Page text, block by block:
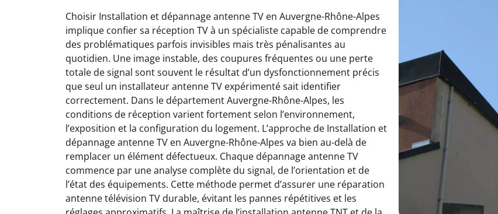
Choisir Installation et dépannage antenne TV en Auvergne-Rhône-Alpes
implique confier sa réception TV à un spécialiste capable de comprendre
des problématiques parfois invisibles mais très pénalisantes au
quotidien. Une image instable, des coupures fréquentes ou une perte
totale de signal sont souvent le résultat d’un dysfonctionnement précis
que seul un installateur antenne TV expérimenté sait identifier
correctement. Dans le département Auvergne-Rhône-Alpes, les
conditions de réception varient fortement selon l’environnement,
l’exposition et la configuration du logement. L’approche de Installation et
dépannage antenne TV en Auvergne-Rhône-Alpes va bien au-delà de
remplacer un élément défectueux. Chaque dépannage antenne TV
commence par une analyse complète du signal, de l’orientation et de
l’état des équipements. Cette méthode permet d’assurer une réparation
antenne télévision TV durable, évitant les pannes répétitives et les